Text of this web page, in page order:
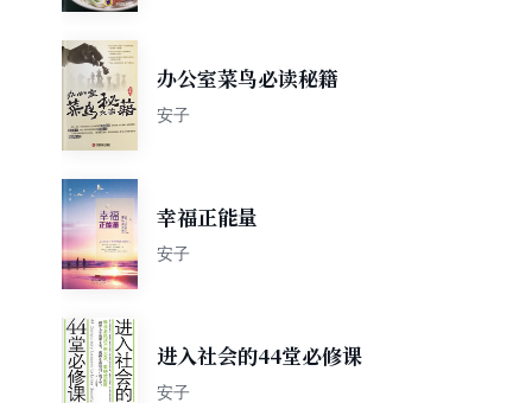
办公室菜鸟必读秘籍
安子
幸福正能量
安子
进入社会的44堂必修课
安子